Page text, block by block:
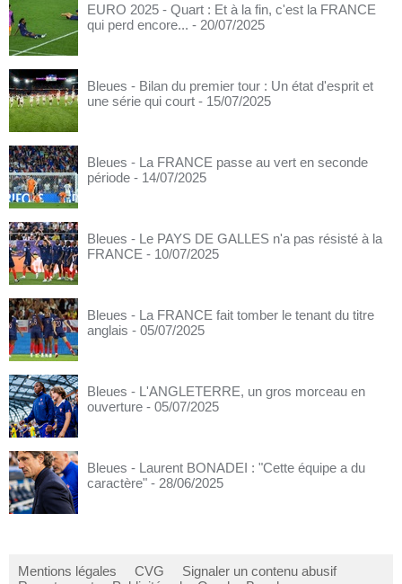
EURO 2025 - Quart : Et à la fin, c'est la FRANCE
qui perd encore... - 20/07/2025
Bleues - Bilan du premier tour : Un état d'esprit et
une série qui court - 15/07/2025
Bleues - La FRANCE passe au vert en seconde
période - 14/07/2025
Bleues - Le PAYS DE GALLES n'a pas résisté à la
FRANCE - 10/07/2025
Bleues - La FRANCE fait tomber le tenant du titre
anglais - 05/07/2025
Bleues - L'ANGLETERRE, un gros morceau en
ouverture - 05/07/2025
Bleues - Laurent BONADEI : "Cette équipe a du
caractère" - 28/06/2025
Mentions légales CVG
Signaler un contenu abusif